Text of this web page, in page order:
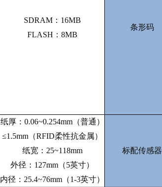
SDRAM：16MB
FLASH：8MB
条形码
纸厚： 0.06~0.254mm（普通）
≤1.5mm（RFID柔性抗金属）
纸宽： 25~118mm
外径： 127mm（5英寸）
内径： 25.4~76mm（1-3英寸）
标配传感器